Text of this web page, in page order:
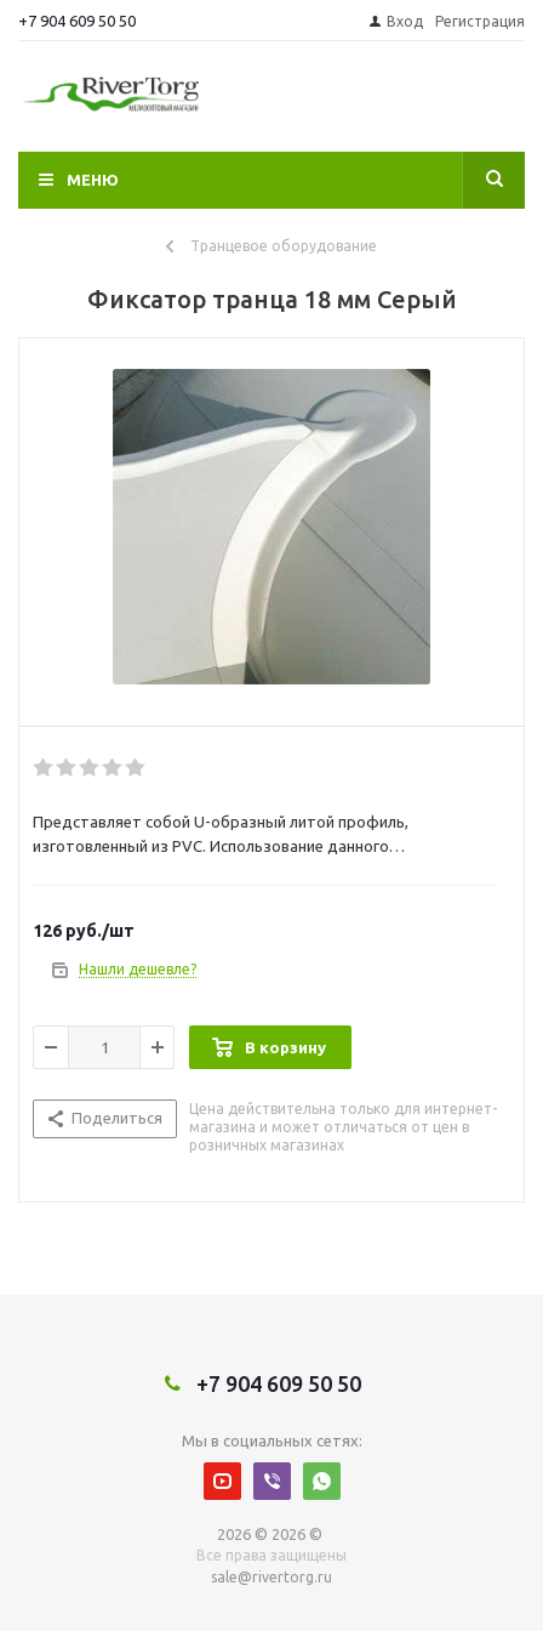
+7 904 609 50 50 Вход Регистрация
МЕНЮ
Транцевое оборудование
Фиксатор транца 18 мм Серый
Представляет собой U-образный литой профиль,
изготовленный из PVC. Использование данного
нужным углом и позволяет устанавливать на такое судно
двигатели большей мощности. Предназначен для транца
толщиной 18 мм.
126 руб./шт
Нашли дешевле?
В корзину
Поделиться
Цена действительна только для интернет-
магазина и может отличаться от цен в
розничных магазинах
+7 904 609 50 50
Мы в социальных сетях:
2026 © 2026 ©
Все права защищены
sale@rivertorg.ru